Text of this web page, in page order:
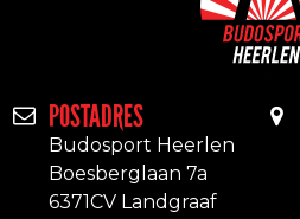
POSTADRES
Budosport Heerlen
Boesberglaan 7a
6371CV Landgraaf